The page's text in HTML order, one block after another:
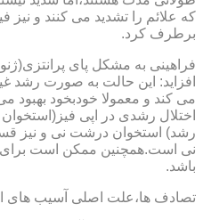
که علائم را تشدید می کنند و نیز
برطرف کرد.
فراهینی به مشکل پای
افزاید: این حالت به صورت رشد
می کند و معمولا خودبخود بهبود
اختلال رشدی در اپی
رشد) استخوان درشت نی و نیز
نی است.همچنین ممکن است برای
باشد.
تصادف ها،علت اصلی آسیب های